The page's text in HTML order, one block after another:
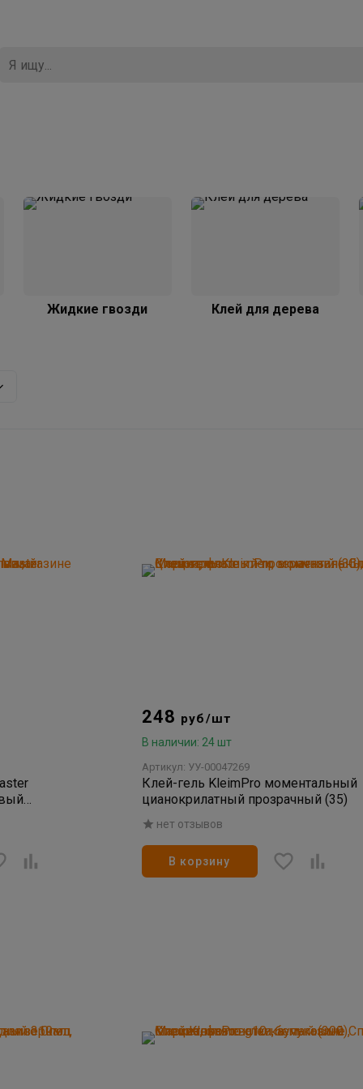
Жидкие гвозди Клей для дерева
248 руб/шт
В наличии: 24 шт
Артикул: УУ-00047269
Клей-гель KleimPro моментальный
цианокрилатный прозрачный (35)
нет отзывов
В корзину